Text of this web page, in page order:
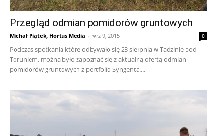
Przegląd odmian pomidorów gruntowych
Michał Piątek, Hortus Media - wrz 9, 2015 0
Podczas spotkania które odbywało się 23 sierpnia w Tadzinie pod
Toruniem, można było zapoznać się z aktualną ofertą odmian
pomidorów gruntowych z portfolio Syngenta....